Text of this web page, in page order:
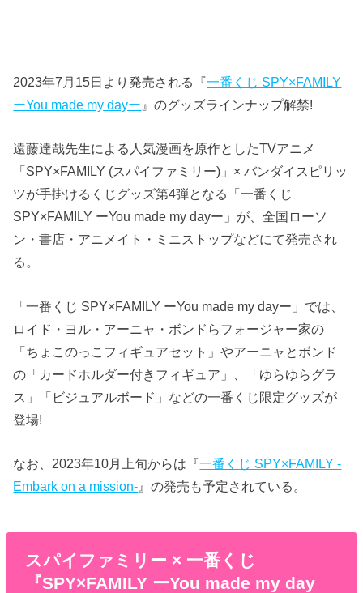
2023年7月15日より発売される『一番くじ SPY×FAMILY
ーYou made my dayー 』のグッズラインナップ解禁!
遠藤達哉先生による人気漫画を原作としたTVアニメ
「SPY×FAMILY (スパイファミリー)」× バンダイスピリッ
ツが手掛けるくじグッズ第4弾となる「一番くじ
SPY×FAMILY ーYou made my dayー」が、全国ローソ
ン・書店・アニメイト・ミニストップなどにて発売され
る。
「一番くじ SPY×FAMILY ーYou made my dayー」では、
ロイド・ヨル・アーニャ・ボンドらフォージャー家の
「ちょこのっこフィギュアセット」やアーニャとボンド
の「カードホルダー付きフィギュア」、「ゆらゆらグラ
ス」「ビジュアルボード」などの一番くじ限定グッズが
登場!
なお、2023年10月上旬からは『一番くじ SPY×FAMILY -
Embark on a mission- 』の発売も予定されている。
スパイファミリー × 一番くじ
『SPY×FAMILY ーYou made my day